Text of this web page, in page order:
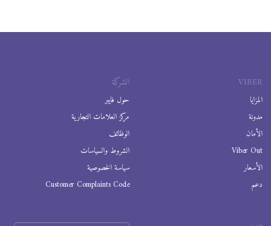
VIBER
المزايا
مدونة
الأمان
Viber Out
الأسعار
دعم
الشركة
حول فايبر
مركز العلامات التجارية
الوظائف
الشروط والسياسات
سياسة الخصوصية
Customer Complaints Code